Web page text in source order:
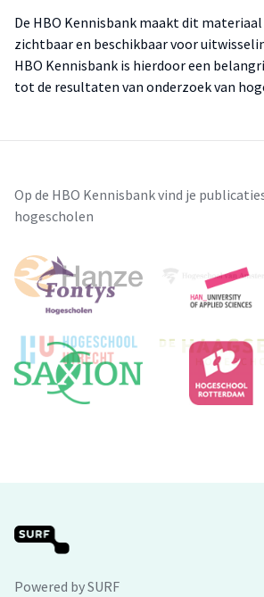
De HBO Kennisbank maakt dit
zichtbaar en beschikbaar voor
HBO Kennisbank is hierdoor een
tot de resultaten van onderzoek van
Op de HBO Kennisbank vind je
hogescholen
Powered by SURF